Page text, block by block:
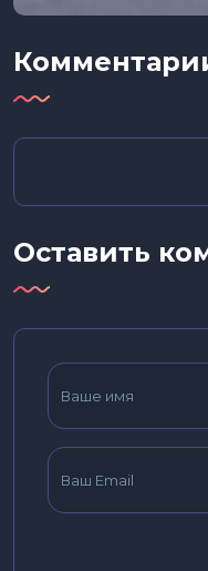
Оставить